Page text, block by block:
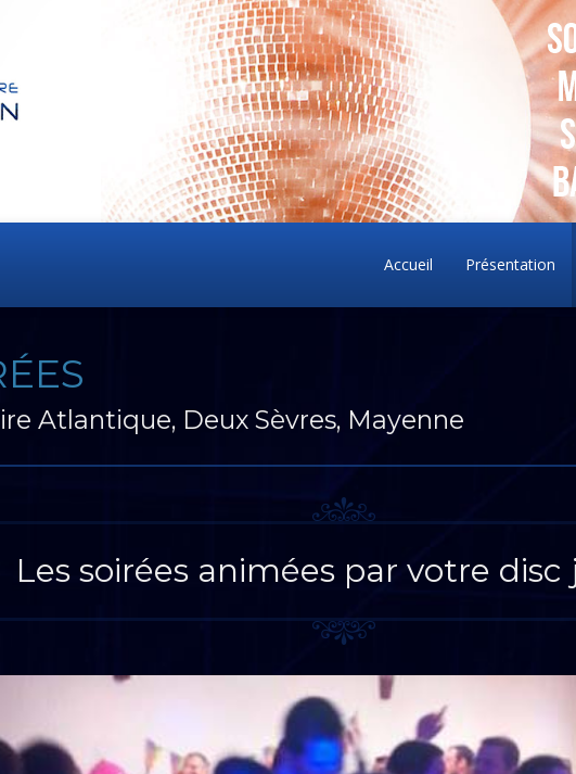
Accueil Présentation
Atlantique, Deux Sèvres, Mayenne
Les soirées animées par votre disc